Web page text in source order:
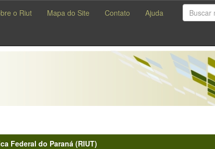
o Riut Mapa do Site Contato Ajuda
Federal do Paraná (RIUT)